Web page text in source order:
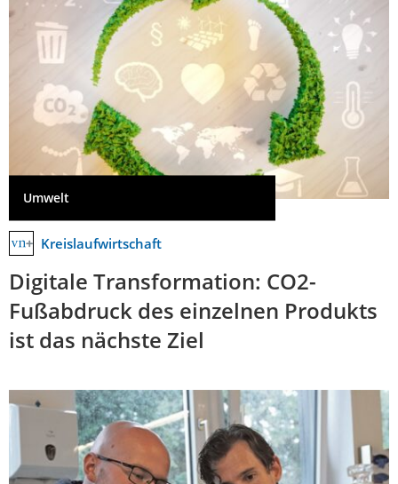
Umwelt
Kreislaufwirtschaft
Digitale Transformation: CO2-
Fußabdruck des einzelnen Produkts
ist das nächste Ziel